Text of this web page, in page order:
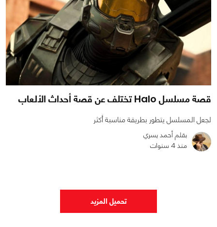
0
قصة مسلسل Halo تختلف عن قصة أحداث الألعاب
لجعل المسلسل يتطور بطريقة مناسبة أكثر
بقلم أحمد يسري
منذ 4 سنوات
تحميل المزيد